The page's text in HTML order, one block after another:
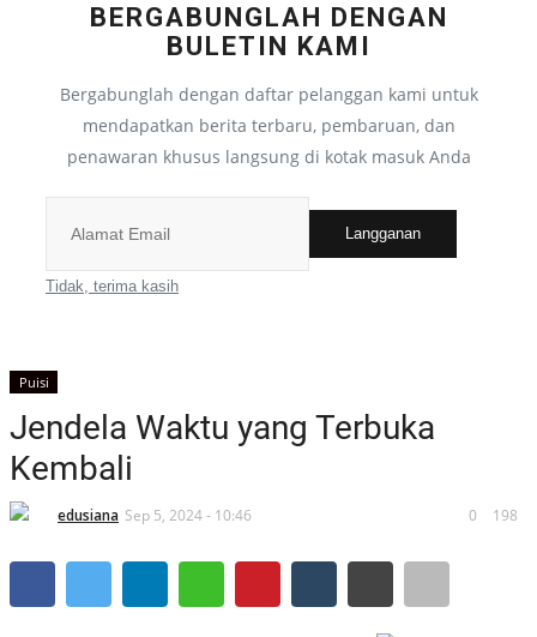
Semua
Semua
Cerpen
Cerita Anak
Resensi
BERGABUNGLAH DENGAN
BULETIN KAMI
Bergabunglah dengan daftar pelanggan kami untuk
mendapatkan berita terbaru, pembaruan, dan
penawaran khusus langsung di kotak masuk Anda
Langganan
Tidak, terima kasih
Puisi
Jendela Waktu yang Terbuka
Kembali
edusiana Sep 5, 2024 - 10:46 0 198